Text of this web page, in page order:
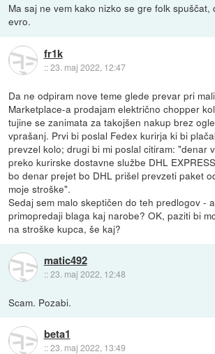
Ma saj ne vem kako nizko se gre folk spuščat,
evro.
fr1k
::23. maj 2022, 12:47
Da ne odpiram nove teme glede prevar pri
Marketplace-a prodajam električno chopper
tujine se zanimata za takojšen nakup brez
vprašanj. Prvi bi poslal Fedex kurirja ki bi
prevzel kolo; drugi bi mi poslal citiram: "denar
preko kurirske dostavne službe DHL
bo denar prejet bo DHL prišel prevzeti paket
moje stroške".
Sedaj sem malo skeptičen do teh predlogov -
primopredaji blaga kaj narobe? OK, paziti bi
na stroške kupca, še kaj?
matic492
::23. maj 2022, 12:48
Scam. Pozabi.
beta1
::23. maj 2022, 13:49